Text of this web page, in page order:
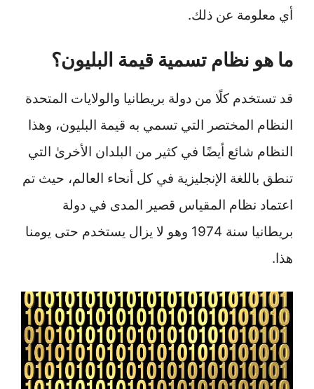
أي معلومة عن ذلك.
ما هو نظام تسمية قيمة البليون؟
قد تستخدم كلًا من دولة بريطانيا والولايات المتحدة
النظام المختصر التي تسمي به قيمة البليون، وهذا
النظام شائع أيضًا في كثير من البلدان الأخرىٰ التي
تنطق باللغة الإنجليزية في كل أنحاء العالم، حيث تم
اعتماد نظام المقياس قصير المدى في دولة
بريطانيا سنة 1974 وهو لا يزال يستخدم حتى يومنا
هذا.